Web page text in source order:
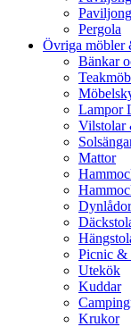
Pergola
Övriga möbler
Bänkar
Lampor
Vilstolar
Mattor
Dynlådor
Picnic &
Utekök
Kuddar
Krukor